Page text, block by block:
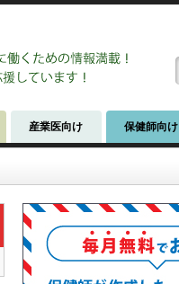
産業医向け 保健師向け